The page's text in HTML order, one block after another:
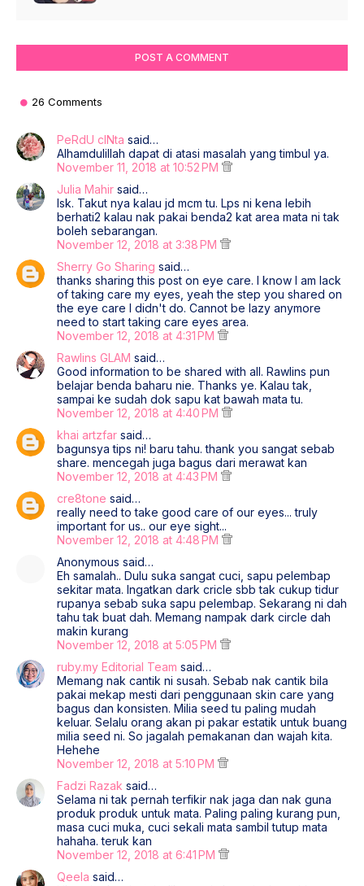
POST A COMMENT
26 Comments
PeRdU cINta said…
Alhamdulillah dapat di atasi masalah yang timbul ya.
November 11, 2018 at 10:52 PM
Julia Mahir said…
Isk. Takut nya kalau jd mcm tu. Lps ni kena lebih
berhati2 kalau nak pakai benda2 kat area mata ni tak
boleh sebarangan.
November 12, 2018 at 3:38 PM
Sherry Go Sharing said…
thanks sharing this post on eye care. I know I am lack
of taking care my eyes, yeah the step you shared on
the eye care I didn't do. Cannot be lazy anymore
need to start taking care eyes area.
November 12, 2018 at 4:31 PM
Rawlins GLAM said…
Good information to be shared with all. Rawlins pun
belajar benda baharu nie. Thanks ye. Kalau tak,
sampai ke sudah dok sapu kat bawah mata tu.
November 12, 2018 at 4:40 PM
khai artzfar said…
bagunsya tips ni! baru tahu. thank you sangat sebab
share. mencegah juga bagus dari merawat kan
November 12, 2018 at 4:43 PM
cre8tone said…
really need to take good care of our eyes... truly
important for us.. our eye sight...
November 12, 2018 at 4:48 PM
Anonymous said…
Eh samalah.. Dulu suka sangat cuci, sapu pelembap
sekitar mata. Ingatkan dark cricle sbb tak cukup tidur
rupanya sebab suka sapu pelembap. Sekarang ni dah
tahu tak buat dah. Memang nampak dark circle dah
makin kurang
November 12, 2018 at 5:05 PM
ruby.my Editorial Team said…
Memang nak cantik ni susah. Sebab nak cantik bila
pakai mekap mesti dari penggunaan skin care yang
bagus dan konsisten. Milia seed tu paling mudah
keluar. Selalu orang akan pi pakar estatik untuk buang
milia seed ni. So jagalah pemakanan dan wajah kita.
Hehehe
November 12, 2018 at 5:10 PM
Fadzi Razak said…
Selama ni tak pernah terfikir nak jaga dan nak guna
produk produk untuk mata. Paling paling kurang pun,
masa cuci muka, cuci sekali mata sambil tutup mata
hahaha. teruk kan
November 12, 2018 at 6:41 PM
Qeela said…